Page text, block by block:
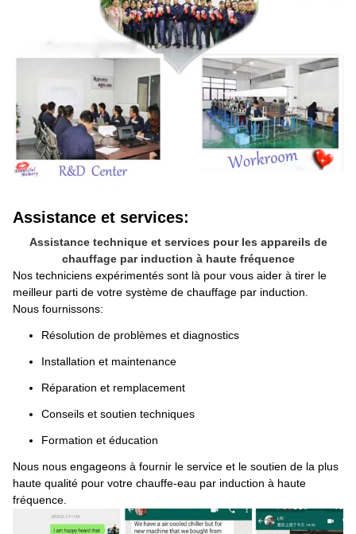
Assistance et services:
Assistance technique et services pour les appareils de
chauffage par induction à haute fréquence
Nos techniciens expérimentés sont là pour vous aider à tirer le
meilleur parti de votre système de chauffage par induction.
Nous fournissons:
Résolution de problèmes et diagnostics
Installation et maintenance
Réparation et remplacement
Conseils et soutien techniques
Formation et éducation
Nous nous engageons à fournir le service et le soutien de la plus
haute qualité pour votre chauffe-eau par induction à haute
fréquence.